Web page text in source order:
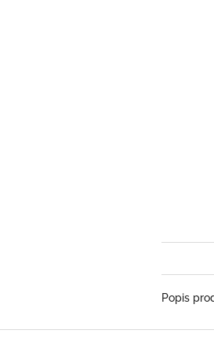
Popis